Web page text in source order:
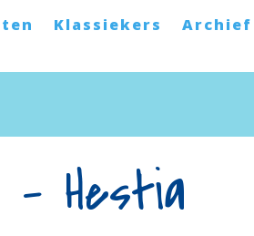
Klassiekers Archief
– Hestia